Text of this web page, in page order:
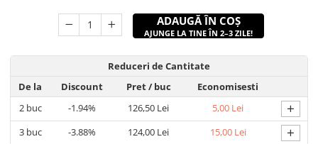
ADAUGĂ ÎN COȘ
AJUNGE LA TINE ÎN 2–3 ZILE!
Reduceri de Cantitate
De la
Discount Pret/ buc
Economisesti
2buc -1.94% 126,50 Lei 5,00 Lei +
3buc -3.88% 124,00 Lei 15,00 Lei +